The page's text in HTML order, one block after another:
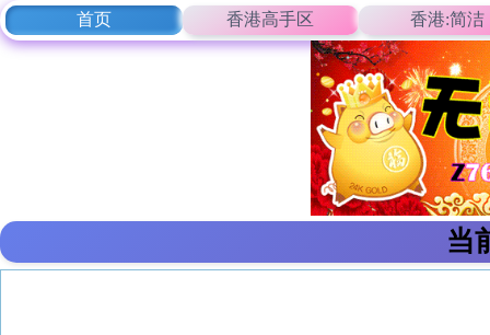
首页 香港高手区 香港:简洁
当